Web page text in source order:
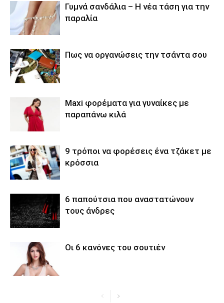
Γυμνά σανδάλια – Η νέα τάση για την
παραλία
Πως να οργανώσεις την τσάντα σου
Maxi φορέματα για γυναίκες με
παραπάνω κιλά
9 τρόποι να φορέσεις ένα τζάκετ με
κρόσσια
6 παπούτσια που αναστατώνουν
τους άνδρες
Οι 6 κανόνες του σουτιέν